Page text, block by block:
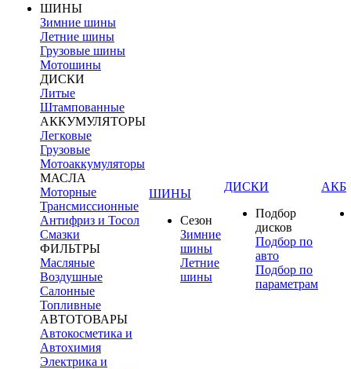
ШИНЫ
Зимние шины
Летние шины
Грузовые шины
Мотошины
ДИСКИ
Литые
Штампованные
АККУМУЛЯТОРЫ
Легковые
Грузовые
Мотоаккумуляторы
МАСЛА
Моторные
Трансмиссионные
Антифриз и Тосол
Смазки
ФИЛЬТРЫ
Масляные
Воздушные
Салонные
Топливные
АВТОТОВАРЫ
Автокосметика и
Автохимия
Электрика и
ШИНЫ
Сезон
Зимние
шины
Летние
шины
ДИСКИ
Подбор
дисков
Подбор по
авто
Подбор по
параметрам
АКБ